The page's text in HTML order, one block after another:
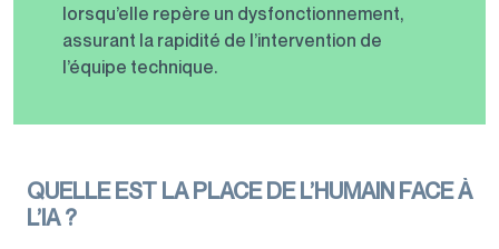
lorsqu’elle repère un dysfonctionnement,
assurant la rapidité de l’intervention de
l’équipe technique.
QUELLE EST LA PLACE DE L’HUMAIN FACE À
L’IA ?